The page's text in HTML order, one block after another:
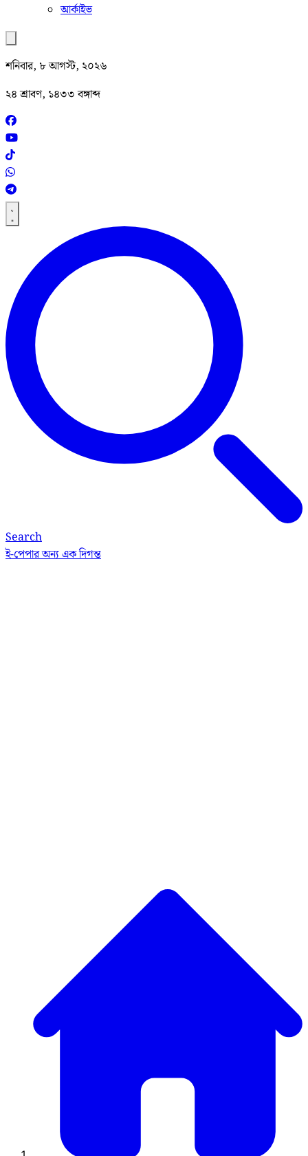
আর্কাইভ
শনিবার, ৮ আগস্ট, ২০২৬
২৪ শ্রাবণ, ১৪৩৩ বঙ্গাব্দ
Search
ই-পেপারঅন্য এক দিগন্ত